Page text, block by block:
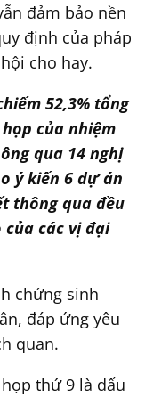
đảm bảo nền
định của pháp
cho hay.
52,3% tổng
của nhiệm
qua 14 nghị
ý kiến 6 dự án
thông qua đều
các vị đại
chứng sinh
đáp ứng yêu
quan.
thứ 9 là dấu